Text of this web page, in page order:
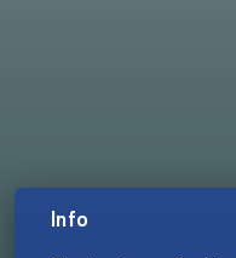
Info